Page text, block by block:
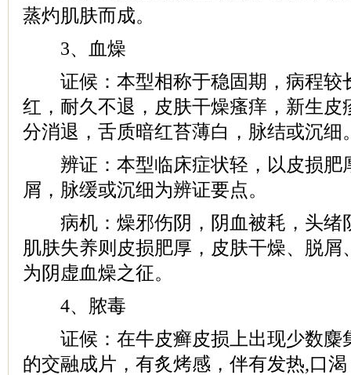
蒸灼肌肤而成。
3、血燥
证候：本型相称于稳固期，病程较
红，耐久不退，皮肤干燥瘙痒，新生皮
分消退，舌质暗红苔薄白，脉结或沉细
辨证：本型临床症状轻，以皮损肥
屑，脉缓或沉细为辨证要点。
病机：燥邪伤阴，阴血被耗，头绪
肌肤失养则皮损肥厚，皮肤干燥、脱屑
为阴虚血燥之征。
4、脓毒
证候：在牛皮癣皮损上出现少数麋
的交融成片，有炙烤感，伴有发热,口